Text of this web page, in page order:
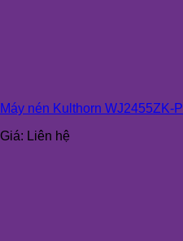
Máy nén Kulthorn WJ2455ZK-P
Giá: Liên hệ